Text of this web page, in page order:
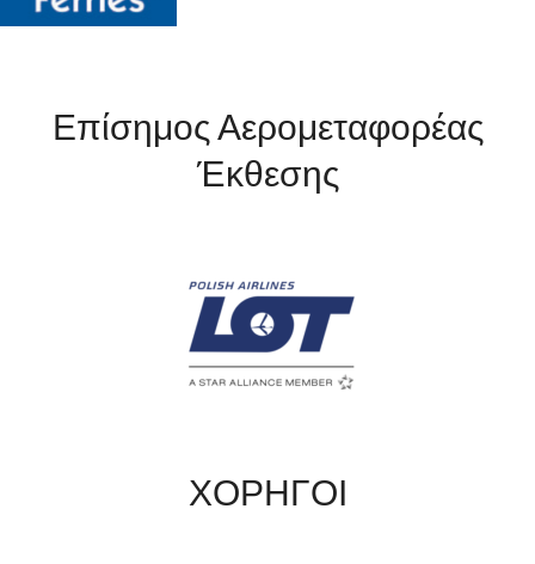
Επίσημος Αερομεταφορέας
Έκθεσης
ΧΟΡΗΓΟΙ